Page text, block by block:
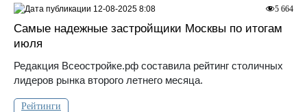
Самые надежные застройщики Москвы по итогам
июля
Редакция Всеостройке.рф составила рейтинг столичных
лидеров рынка второго летнего месяца.
Рейтинги
5 664
12-08-2025 8:08